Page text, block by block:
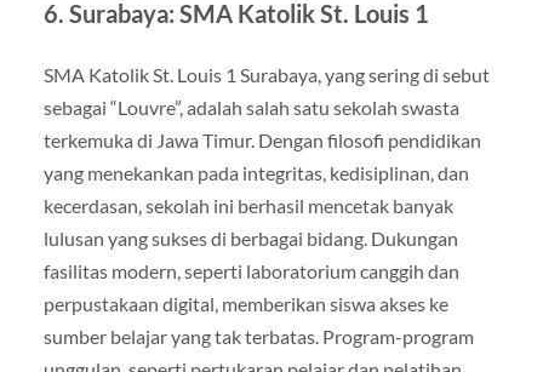
6. Surabaya: SMA Katolik St. Louis 1
SMA Katolik St. Louis 1 Surabaya, yang sering di sebut
sebagai “Louvre”, adalah salah satu sekolah swasta
terkemuka di Jawa Timur. Dengan filosofi pendidikan
yang menekankan pada integritas, kedisiplinan, dan
kecerdasan, sekolah ini berhasil mencetak banyak
lulusan yang sukses di berbagai bidang. Dukungan
fasilitas modern, seperti laboratorium canggih dan
perpustakaan digital, memberikan siswa akses ke
sumber belajar yang tak terbatas. Program-program